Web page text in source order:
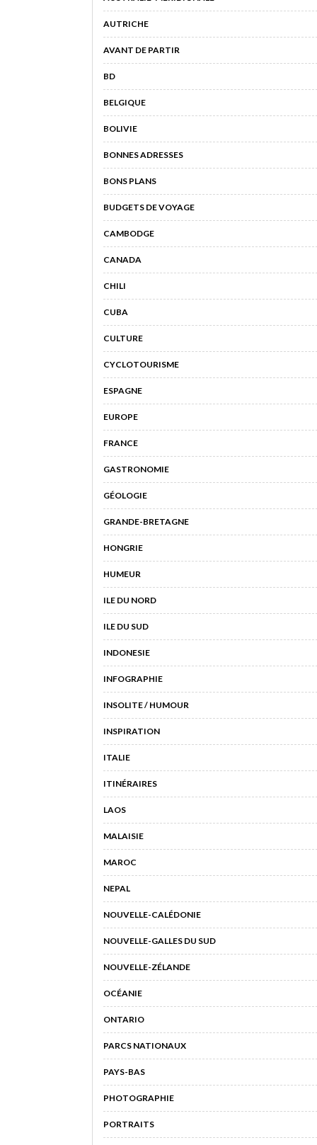
AUTRICHE
AVANT DE PARTIR
BD
BELGIQUE
BOLIVIE
BONNES ADRESSES
BONS PLANS
BUDGETS DE VOYAGE
CAMBODGE
CANADA
CHILI
CUBA
CULTURE
CYCLOTOURISME
ESPAGNE
EUROPE
FRANCE
GASTRONOMIE
GÉOLOGIE
GRANDE-BRETAGNE
HONGRIE
HUMEUR
ILE DU NORD
ILE DU SUD
INDONESIE
INFOGRAPHIE
INSOLITE / HUMOUR
INSPIRATION
ITALIE
ITINÉRAIRES
LAOS
MALAISIE
MAROC
NEPAL
NOUVELLE-CALÉDONIE
NOUVELLE-GALLES DU SUD
NOUVELLE-ZÉLANDE
OCÉANIE
ONTARIO
PARCS NATIONAUX
PAYS-BAS
PHOTOGRAPHIE
PORTRAITS